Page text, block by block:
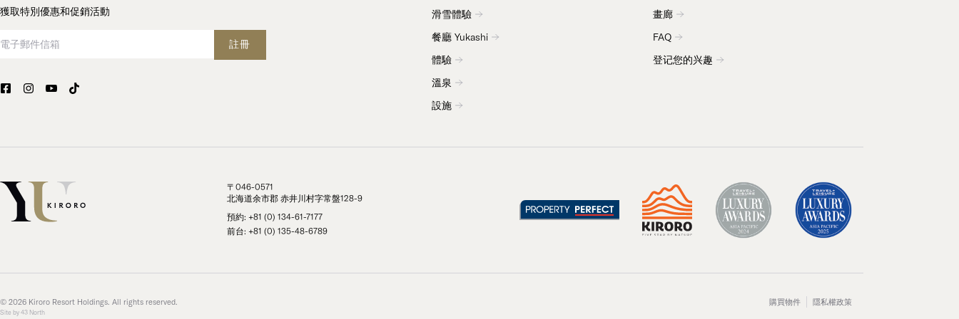
獲取特別優惠和促銷活動
電子郵件信箱
註冊
滑雪體驗
餐廳 Yukashi
體驗
溫泉
設施
畫廊
FAQ
登记您的兴趣
〒046-0571
北海道余市郡 赤井川村字常盤128-9
預約: +81 (0) 134-61-7177
前台: +81 (0) 135-48-6789
© 2026 Kiroro Resort Holdings. All rights reserved. 購買物件 隱私權政策
Site by43 North